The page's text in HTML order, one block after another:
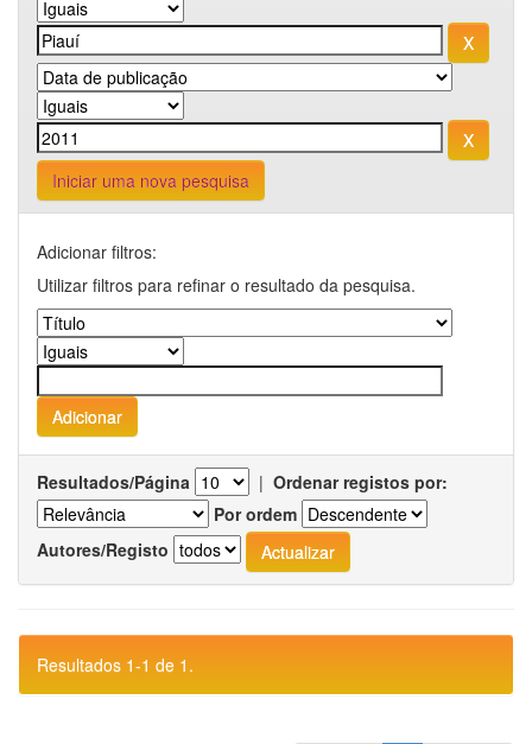
Iniciar uma nova pesquisa
Adicionar filtros:
Utilizar filtros para refinar o resultado da pesquisa.
Resultados/Página | Ordenar registos por:
Por ordem
Autores/Registo
Resultados 1-1 de 1.